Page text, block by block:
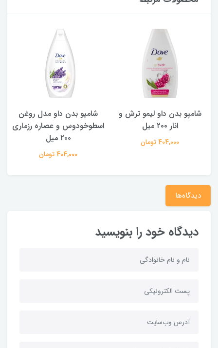
شامپو بدن داو لیمو ترش و
انار ۲۰۰ میل
404,000 تومان
شامپو بدن ‌داو مدل روغن
اسطوخودوس و عصاره رزماری
۲۰۰ میل
404,000 تومان
دیدگاه‌ها
دیدگاه خود را بنویسید